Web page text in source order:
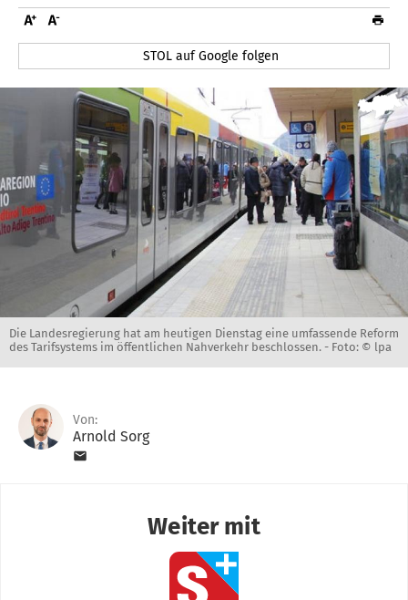
STOL auf Google folgen
Die Landesregierung hat am heutigen Dienstag eine umfassende Reform
des Tarifsystems im öffentlichen Nahverkehr beschlossen. - Foto: © lpa
Von:
Arnold Sorg